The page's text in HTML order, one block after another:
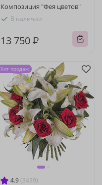
Композиция "Фея цветов"
В наличии
13 750 ₽
4.9 (3439)
Хит продаж